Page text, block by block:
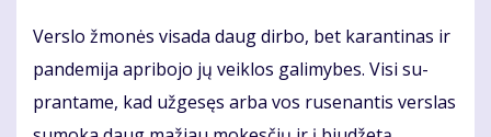
Ver­slo žmo­nės vi­sa­da daug dir­bo, bet ka­ran­ti­nas ir
pan­de­mi­ja ap­ri­bo­jo jų veik­los ga­li­my­bes. Vi­si su­
pran­ta­me, kad už­ge­sęs ar­ba vos ru­se­nan­tis ver­slas